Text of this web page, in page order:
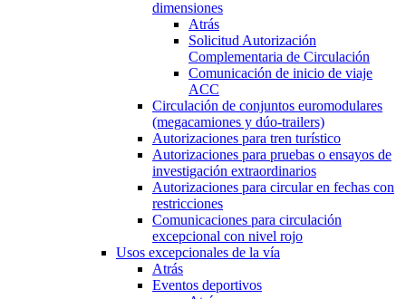
dimensiones
Atrás
Solicitud Autorización
Complementaria de Circulación
Comunicación de inicio de viaje
ACC
Circulación de conjuntos euromodulares
(megacamiones y dúo-trailers)
Autorizaciones para tren turístico
Autorizaciones para pruebas o ensayos de
investigación extraordinarios
Autorizaciones para circular en fechas con
restricciones
Comunicaciones para circulación
excepcional con nivel rojo
Usos excepcionales de la vía
Atrás
Eventos deportivos